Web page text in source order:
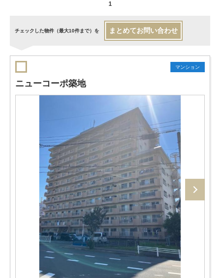
1
チェックした物件（最大10件まで）を まとめてお問い合わせ
マンション
ニューコーポ築地